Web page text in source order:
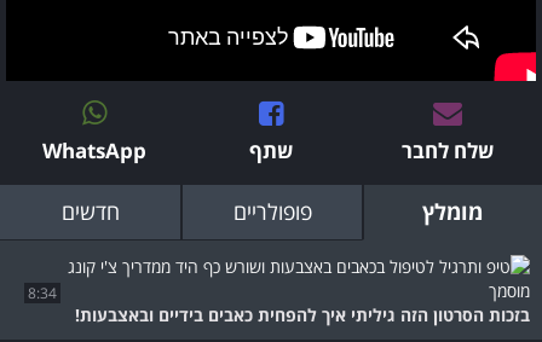
שלח לחבר שתף WhatsApp
מומלץ פופולריים חדשים
8:34
בזכות הסרטון הזה גיליתי איך להפחית כאבים בידיים ובאצבעות!